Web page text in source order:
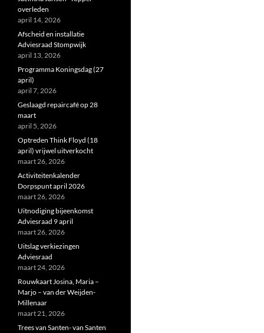
overleden
april 14, 2026
Afscheid en installatie
Adviesraad Stompwijk
april 13, 2026
Programma Koningsdag (27
april)
april 7, 2026
Geslaagd repaircafé op 28
maart
april 5, 2026
Optreden Think Floyd (18
april) vrijwel uitverkocht
maart 26, 2026
Activiteitenkalender
Dorpspunt april 2026
maart 26, 2026
Uitnodiging bijeenkomst
Adviesraad 9 april
maart 26, 2026
Uitslag verkiezingen
Adviesraad
maart 24, 2026
Rouwkaart Josina, Maria –
Marjo – van der Weijden-
Millenaar
maart 21, 2026
Trees van Santen- van Santen